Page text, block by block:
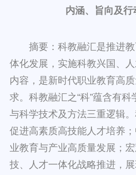
内涵、旨向及行
摘要：科教融汇是推进
体化发展，实施科教兴国、
内容，是新时代职业教育高
求。科教融汇之“科”蕴含有
与科学技术及方法三重逻辑
促进高素质高技能人才培养
业教育与产业高质量发展；
技、人才一体化战略推进，